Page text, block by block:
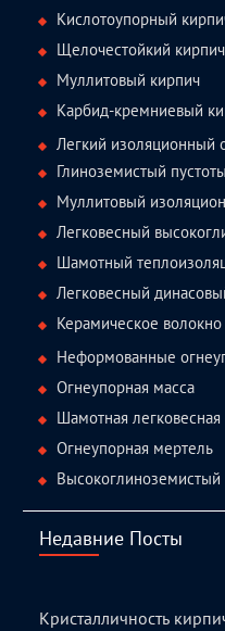
Кислотоупорный
Щелочестойкий кирпич
Муллитовый кирпич
Карбид-кремниевый
Легкий изоляционный
Глиноземистый
Муллитовый
Легковесный
Шамотный
Легковесный
Керамическое волокно
Неформованные
Огнеупорная масса
Шамотная
Огнеупорная мертель
Недавние Посты
Кристалличность